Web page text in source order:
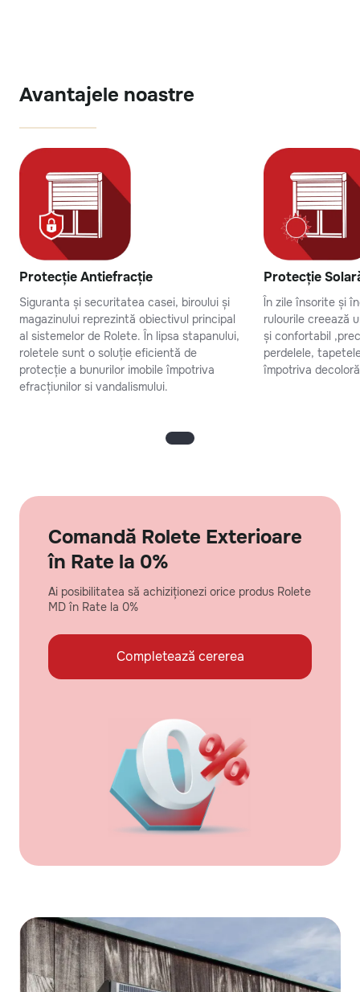
Avantajele noastre
Protecție Antiefracție
Siguranta și securitatea casei, biroului și
magazinului reprezintă obiectivul principal
al sistemelor de Rolete. În lipsa stapanului,
roletele sunt o soluție eficientă de
protecție a bunurilor imobile împotriva
efracțiunilor si vandalismului.
Protecție
În zile însorite și
rulourile creează
și confortabil
perdelele,
împotriva
Comandă Rolete Exterioare
în Rate la 0%
Ai posibilitatea să achiziționezi orice produs Rolete
MD în Rate la 0%
Completează cererea